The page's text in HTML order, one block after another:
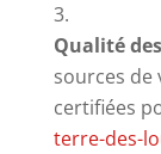
Qualité
sources de
certifiées
terre-des-